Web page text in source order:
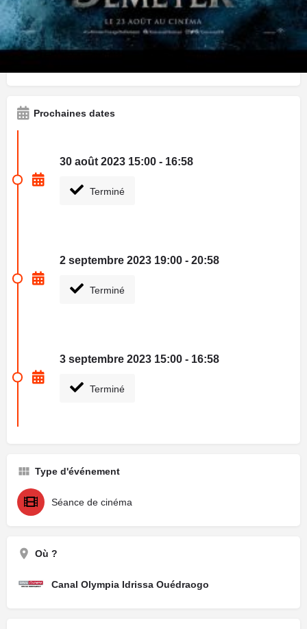
Accablé par d’étranges événements, l’équipage du Demeter
tente de repousser une présence impitoyable qui les assaille
chaque nuit. Quand le navire atteint enfin la côte anglaise, ce
n’est plus qu’une épave délabrée et calcinée, sans un seul
Prochaines dates
30 août 2023 15:00 - 16:58
Terminé
2 septembre 2023 19:00 - 20:58
Terminé
3 septembre 2023 15:00 - 16:58
Terminé
Type d'événement
Séance de cinéma
Où ?
Canal Olympia Idrissa Ouédraogo